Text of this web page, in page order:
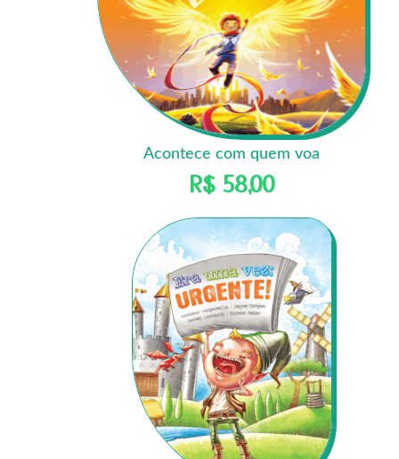
Acontece com quem voa
R$58,00